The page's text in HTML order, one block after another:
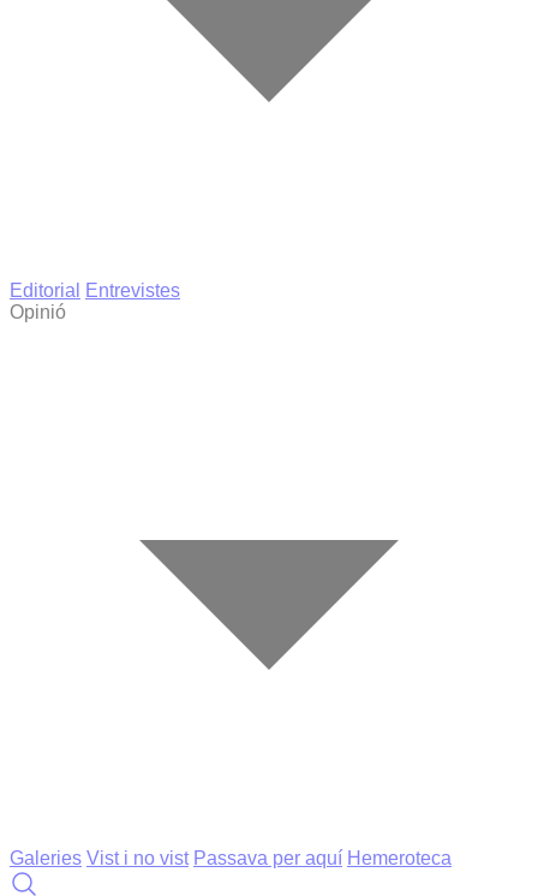
Editorial
Entrevistes
Opinió
Galeries Vist i no vist Passava per aquí Hemeroteca